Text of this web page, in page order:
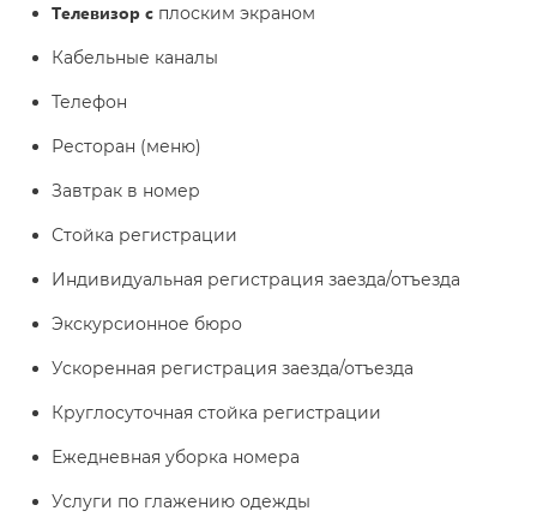
Телевизор с плоским экраном
Кабельные каналы
Телефон
Ресторан (меню)
Завтрак в номер
Стойка регистрации
Индивидуальная регистрация заезда/отъезда
Экскурсионное бюро
Ускоренная регистрация заезда/отъезда
Круглосуточная стойка регистрации
Ежедневная уборка номера
Услуги по глажению одежды